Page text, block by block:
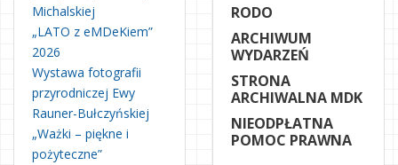
Michalskiej
„LATO z eMDeKiem”
2026
Wystawa fotografii
przyrodniczej Ewy
Rauner-Bułczyńskiej
„Ważki – piękne i
pożyteczne”
RODO
ARCHIWUM
WYDARZEŃ
STRONA
ARCHIWALNA MDK
NIEODPŁATNA
POMOC PRAWNA